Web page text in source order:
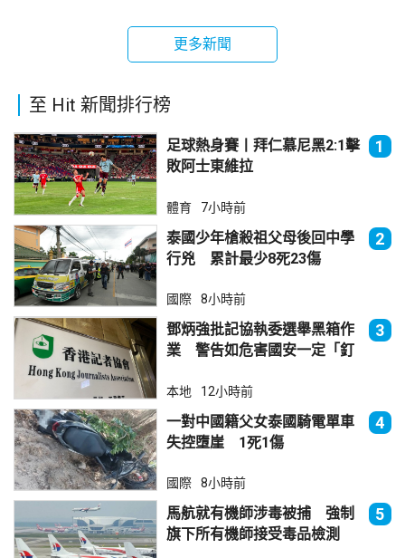
更多新聞
至 Hit 新聞排行榜
足球熱身賽丨拜仁慕尼黑2:1擊
敗阿士東維拉
1
體育 7小時前
泰國少年槍殺祖父母後回中學
行兇 累計最少8死23傷
2
國際 8小時前
鄧炳強批記協執委選舉黑箱作
業 警告如危害國安一定「釘
3
本地 12小時前
一對中國籍父女泰國騎電單車
失控墮崖 1死1傷
4
國際 8小時前
馬航就有機師涉毒被捕 強制
旗下所有機師接受毒品檢測
5